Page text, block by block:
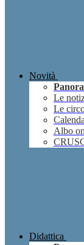
Novità
Le
Le
Albo
Didattica